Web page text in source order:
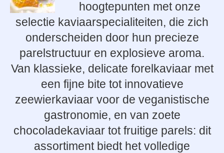
hoogtepunten met onze
selectie kaviaarspecialiteiten, die zich
onderscheiden door hun precieze
parelstructuur en explosieve aroma.
Van klassieke, delicate forelkaviaar met
een fijne bite tot innovatieve
zeewierkaviaar voor de veganistische
gastronomie, en van zoete
chocoladekaviaar tot fruitige parels: dit
assortiment biedt het volledige